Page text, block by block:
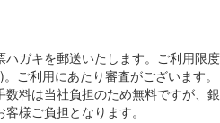
ガキを郵送いたします。ご利用限度
ご利用にあたり審査がございます。
料は当社負担のため無料ですが、銀
様ご負担となります。